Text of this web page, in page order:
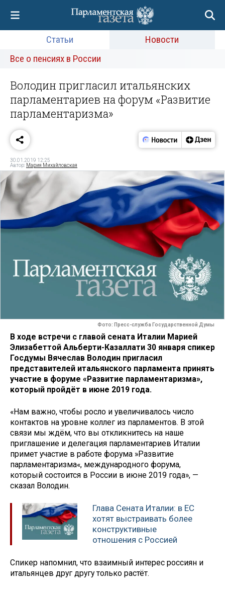
Статьи
Новости
Все о пенсиях в России
Володин пригласил итальянских
парламентариев на форум «Развитие
парламентаризма»
30.01.2019 12:25
Автор: Мария Михайловская
Фото: Пресс-служба Государственной Думы
В ходе встречи с главой сената Италии Марией
Элизабеттой Альберти-Казаллати 30 января спикер
Госдумы Вячеслав Володин пригласил
представителей итальянского парламента принять
участие в форуме «Развитие парламентаризма»,
который пройдёт в июне 2019 года.
«Нам важно, чтобы росло и увеличивалось число
контактов на уровне коллег из парламентов. В этой
связи мы ждём, что вы откликнитесь на наше
приглашение и делегация парламентариев Италии
примет участие в работе форума »Развитие
парламентаризма«, международного форума,
который состоится в России в июне 2019 года», —
сказал Володин.
Глава Сената Италии: в ЕС
хотят выстраивать более
конструктивные
отношения с Россией
Спикер напомнил, что взаимный интерес россиян и
итальянцев друг другу только растёт.